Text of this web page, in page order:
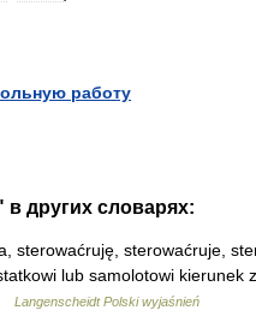
работу
других словарях:
sterowaćruję, sterowaćruje,
lub samolotowi kierunek
Langenscheidt Polski wyjaśnień